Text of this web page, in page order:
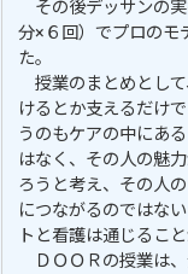
その後デッサンの
分×６回）でプロのモ
た。
授業のまとめとし
けるとか支えるだけ
うのもケアの中にあ
はなく、その人の魅
ろうと考え、その人
につながるのではな
トと看護は通じるこ
ＤＯＯＲの授業は